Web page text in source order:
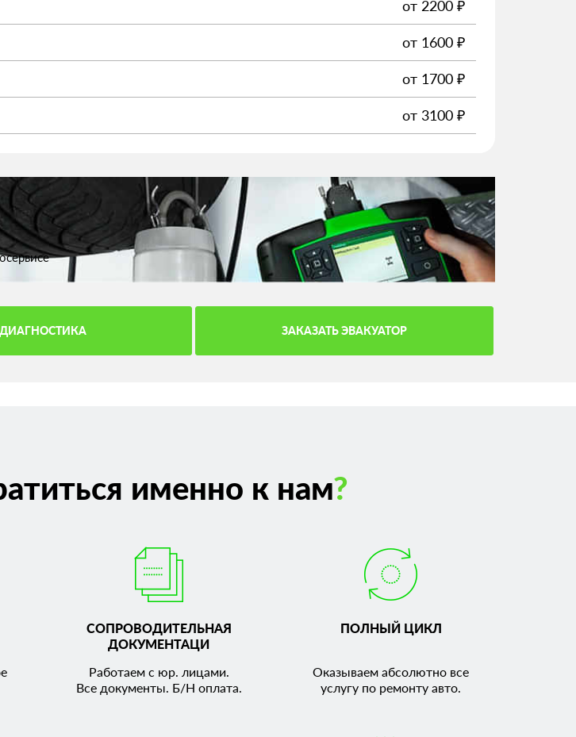
от 2200 ₽
от 1600 ₽
от 1700 ₽
от 3100 ₽
ДИАГНОСТИКА ЗАКАЗАТЬ ЭВАКУАТОР
именно к нам?
СОПРОВОДИТЕЛЬНАЯ
ДОКУМЕНТАЦИ
Работаем с юр. лицами.
Все документы. Б/Н оплата.
ПОЛНЫЙ ЦИКЛ
Оказываем абсолютно все
услугу по ремонту авто.